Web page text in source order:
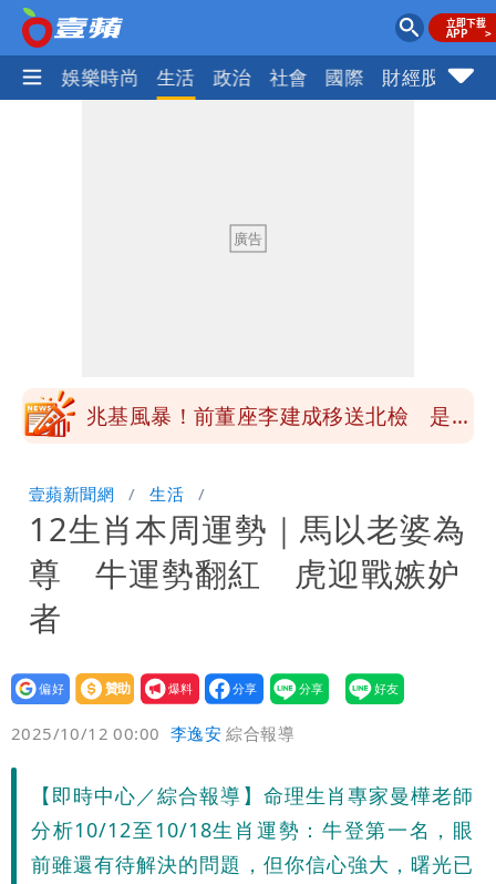
熱門 娛樂時尚 生活 政治 社會 國際 財經股市
很多謹慎判斷當時未被理解
陳時中給沈伯洋「3個建議」：別因選市
中哪來勇氣要別人道歉
兆基風暴！前董座李建成移送北檢 是否
很多謹慎判斷當時未被理解
陳時中給沈伯洋「3個建議」：別因選市
長變猙獰，否則就跟對手一樣
壹蘋新聞網 生活
12生肖本周運勢｜馬以老婆為
尊 牛運勢翻紅 虎迎戰嫉妒
者
設為
贊助
我要
爆料
2025/10/12 00:00 李逸安 綜合報導
【即時中心／綜合報導】命理生肖專家曼樺老師
分析10/12至10/18生肖運勢：牛登第一名，眼
前雖還有待解決的問題，但你信心強大，曙光已